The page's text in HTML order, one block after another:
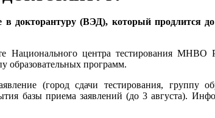
в докторантуру(ВЭД), которыйпродлится до
Национального центра тестирования
образовательных программ.
(город сдачи тестирования, группу
базы приема заявлений (до 3 августа).